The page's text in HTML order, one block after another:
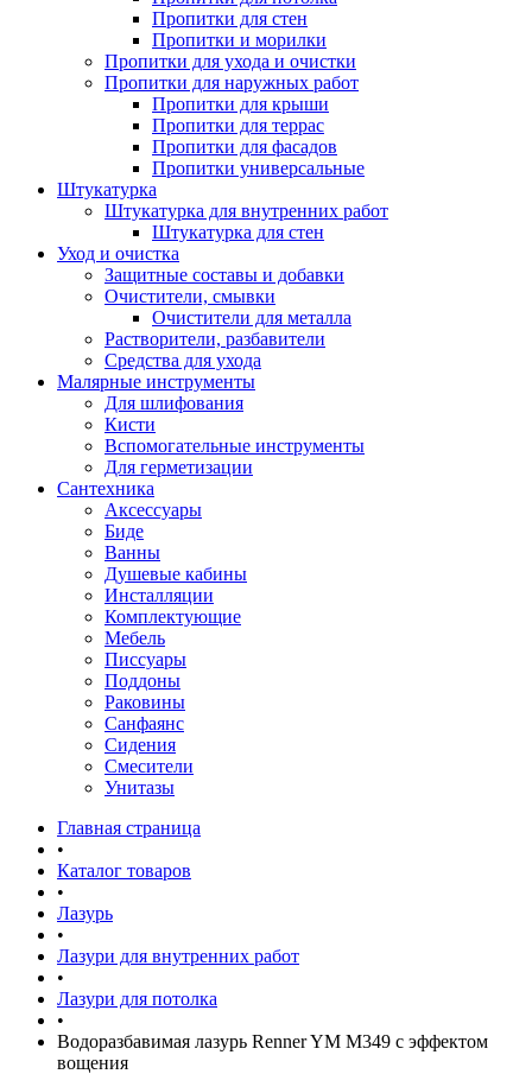
Пропитки для стен
Пропитки и морилки
Пропитки для ухода и очистки
Пропитки для наружных работ
Пропитки для крыши
Пропитки для террас
Пропитки для фасадов
Пропитки универсальные
Штукатурка
Штукатурка для внутренних работ
Штукатурка для стен
Уход и очистка
Защитные составы и добавки
Очистители, смывки
Очистители для металла
Растворители, разбавители
Средства для ухода
Малярные инструменты
Для шлифования
Кисти
Вспомогательные инструменты
Для герметизации
Сантехника
Аксессуары
Биде
Ванны
Душевые кабины
Инсталляции
Комплектующие
Мебель
Писсуары
Поддоны
Раковины
Санфаянс
Сидения
Смесители
Унитазы
Главная страница
•
Каталог товаров
•
Лазурь
•
Лазури для внутренних работ
•
Лазури для потолка
•
Водоразбавимая лазурь Renner YM M349 с эффектом
вощения